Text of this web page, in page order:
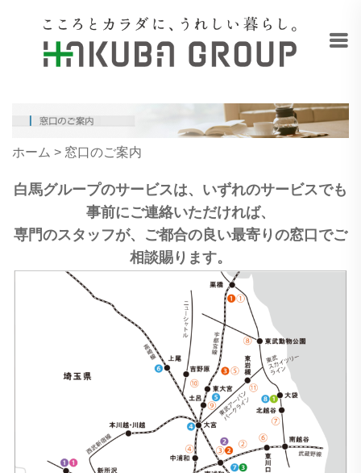
ホーム > 窓口のご案内
白馬グループのサービスは、いずれのサービスでも
事前にご連絡いただければ、
専門のスタッフが、ご都合の良い最寄りの窓口でご
相談賜ります。